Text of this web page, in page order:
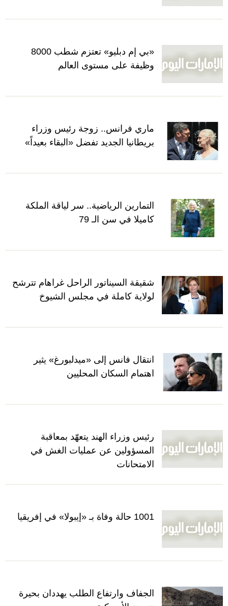
«بي إم دبليو» تعتزم شطب 8000
وظيفة على مستوى العالم
ماري فرانس.. زوجة رئيس وزراء
بريطانيا الجديد تفضل «البقاء بعيداً»
التمارين الرياضية.. سر لياقة الملكة
كاميلا في سن الـ 79
شقيقة السيناتور الراحل غراهام تترشح
لولاية كاملة في مجلس الشيوخ
انتقال فانس إلى «ميدلبورغ» يثير
اهتمام السكان المحليين
رئيس وزراء الهند يتعهّد بمعاقبة
المسؤولين عن عمليات الغش في
الامتحانات
1001 حالة وفاة بـ «إيبولا» في إفريقيا
الجفاف وارتفاع الطلب يهددان بحيرة